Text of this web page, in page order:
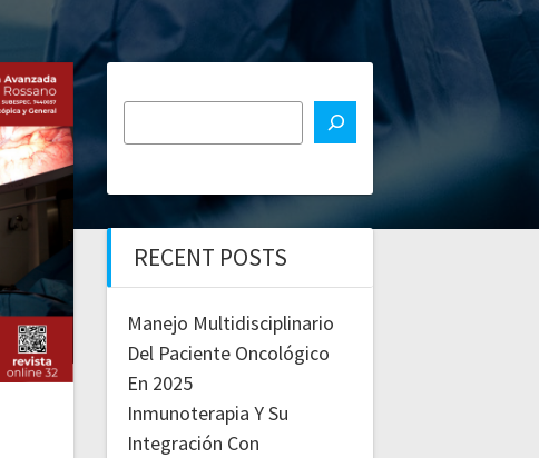
RECENT POSTS
Manejo Multidisciplinario
Del Paciente Oncológico
En 2025
Inmunoterapia Y Su
Integración Con